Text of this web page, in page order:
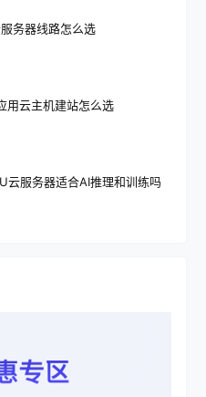
务器线路怎么选
用云主机建站怎么选
云服务器适合AI推理和训练吗